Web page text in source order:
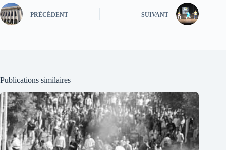
PRÉCÉDENT SUIVANT
Publications similaires